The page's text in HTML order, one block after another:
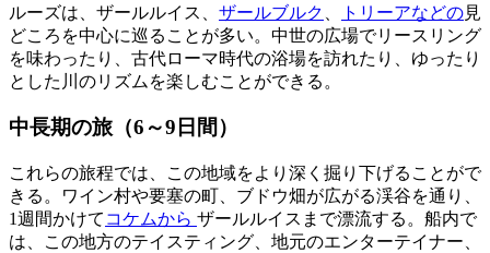
ルーズは、ザールルイス、 ザールブルク トリーアなどの見
どころを中心に巡ることが多い。中世の広場でリースリング
を味わったり、古代ローマ時代の浴場を訪れたり、ゆったり
とした川のリズムを楽しむことができる。
中長期の旅（6～9日間）
これらの旅程では、この地域をより深く掘り下げることがで
きる。ワイン村や要塞の町、ブドウ畑が広がる渓谷を通り、
1週間かけて コケムから ザールルイスまで漂流する。船内で
は、この地方のテイスティング、地元のエンターテイナー、